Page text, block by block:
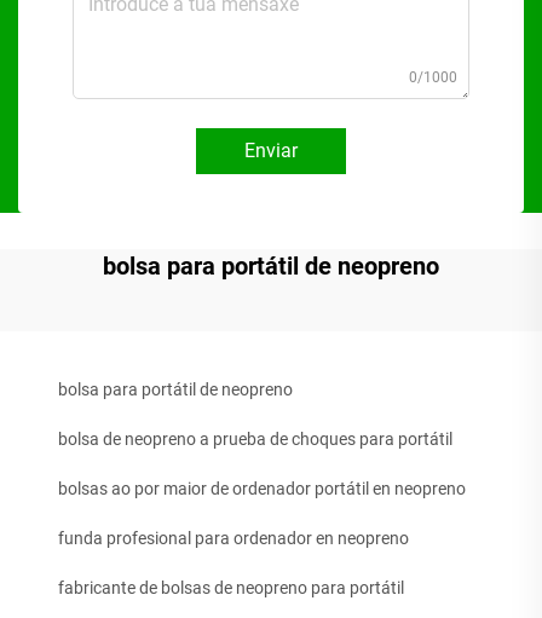
0/1000
Enviar
bolsa para portátil de neopreno
bolsa para portátil de neopreno
bolsa de neopreno a prueba de choques para portátil
bolsas ao por maior de ordenador portátil en neopreno
funda profesional para ordenador en neopreno
fabricante de bolsas de neopreno para portátil